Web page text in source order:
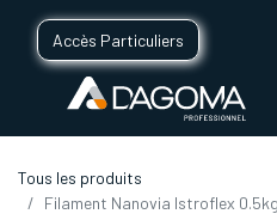
Accès Particuliers
Tous les produits
Filament Nanovia Istroflex